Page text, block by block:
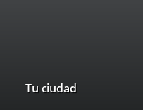
Tu ciudad